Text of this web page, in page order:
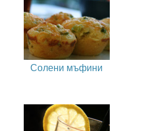
Солени мъфини